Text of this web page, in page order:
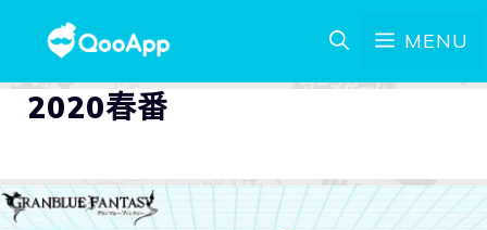
MENU
2020春番